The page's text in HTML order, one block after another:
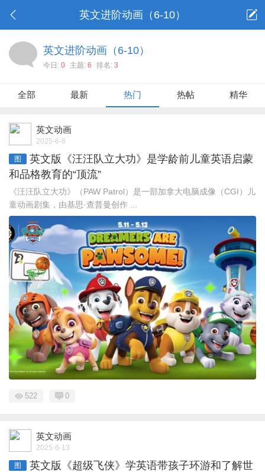
英文进阶动画（6-10）
英文进阶动画（6-10）
今日: 0 主题: 6 排名: 3
全部 最新 热门 热帖 精华
英文动画
2025-6-6
图
英文版《汪汪队立大功》是学龄前儿童英语启蒙
和品格教育的“顶流”
《汪汪队立大功》（PAW Patrol）是一部加拿大电脑成像（CGI）儿
童动画剧集，由基思·查普曼创作 ...
522 0
英文动画
2025-6-13
图
英文版《超级飞侠》学英语带孩子环游和了解世